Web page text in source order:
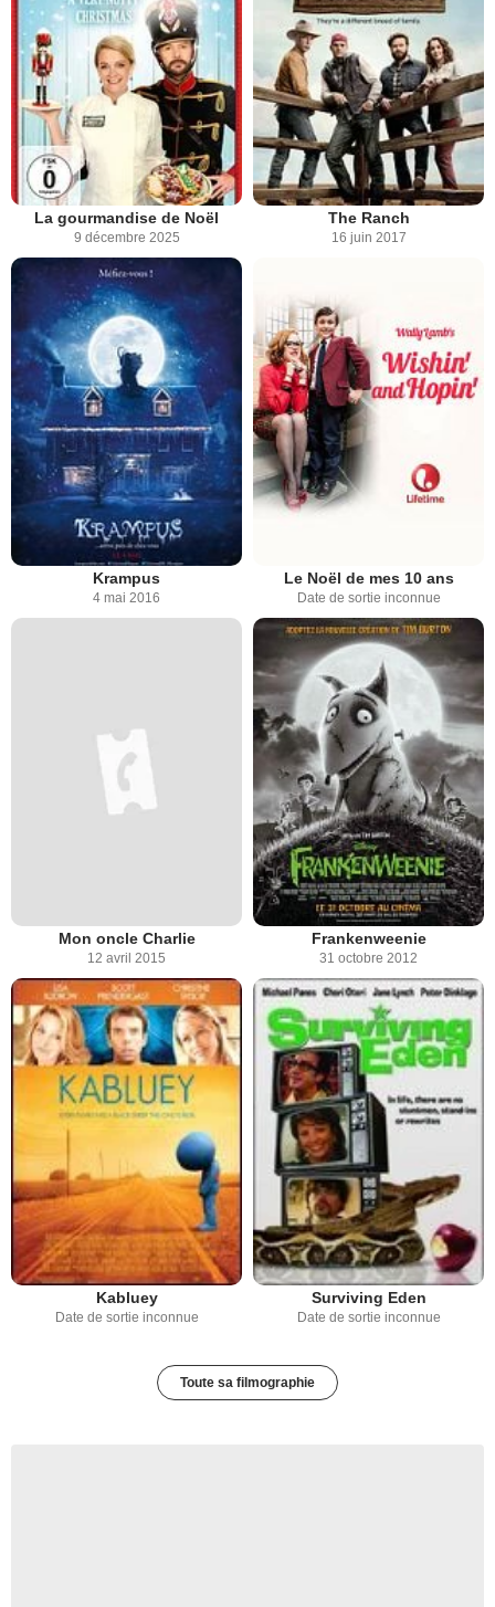
La gourmandise de Noël
9 décembre 2025
The Ranch
16 juin 2017
Krampus
4 mai 2016
Le Noël de mes 10 ans
Date de sortie inconnue
Mon oncle Charlie
12 avril 2015
Frankenweenie
31 octobre 2012
Kabluey
Date de sortie inconnue
Surviving Eden
Date de sortie inconnue
Toute sa filmographie